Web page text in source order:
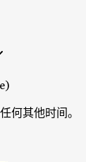
何其他时间。